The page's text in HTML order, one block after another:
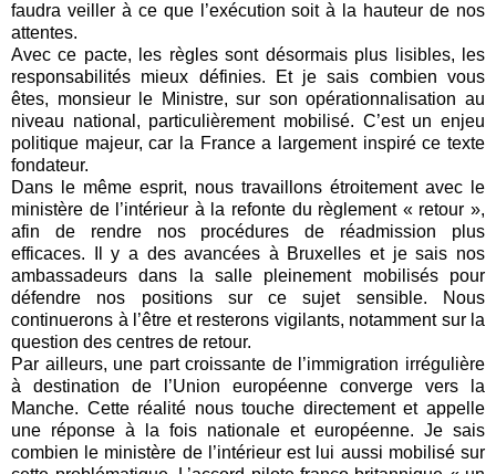
faudra veiller à ce que l’exécution soit à la hauteur de nos
attentes.
Avec ce pacte, les règles sont désormais plus lisibles, les
responsabilités mieux définies. Et je sais combien vous
êtes, monsieur le Ministre, sur son opérationnalisation au
niveau national, particulièrement mobilisé. C’est un enjeu
politique majeur, car la France a largement inspiré ce texte
fondateur.
Dans le même esprit, nous travaillons étroitement avec le
ministère de l’intérieur à la refonte du règlement « retour »,
afin de rendre nos procédures de réadmission plus
efficaces. Il y a des avancées à Bruxelles et je sais nos
ambassadeurs dans la salle pleinement mobilisés pour
défendre nos positions sur ce sujet sensible. Nous
continuerons à l’être et resterons vigilants, notamment sur la
question des centres de retour.
Par ailleurs, une part croissante de l’immigration irrégulière
à destination de l’Union européenne converge vers la
Manche. Cette réalité nous touche directement et appelle
une réponse à la fois nationale et européenne. Je sais
combien le ministère de l’intérieur est lui aussi mobilisé sur